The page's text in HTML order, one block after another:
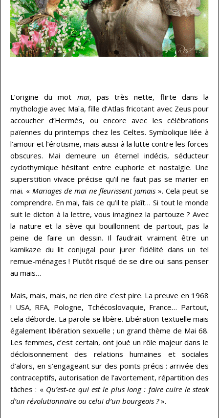
L’origine du mot mai, pas très nette, flirte dans la
mythologie avec Maïa, fille d’Atlas fricotant avec Zeus pour
accoucher d’Hermès, ou encore avec les célébrations
païennes du printemps chez les Celtes. Symbolique liée à
l’amour et l’érotisme, mais aussi à la lutte contre les forces
obscures. Mai demeure un éternel indécis, séducteur
cyclothymique hésitant entre euphorie et nostalgie. Une
superstition vivace précise qu’il ne faut pas se marier en
mai. « Mariages de mai ne fleurissent jamais ». Cela peut se
comprendre. En mai, fais ce qu’il te plaît… Si tout le monde
suit le dicton à la lettre, vous imaginez la partouze ? Avec
la nature et la sève qui bouillonnent de partout, pas la
peine de faire un dessin. Il faudrait vraiment être un
kamikaze du lit conjugal pour jurer fidélité dans un tel
remue-ménages ! Plutôt risqué de se dire oui sans penser
au mais…
Mais, mais, mais, ne rien dire c’est pire. La preuve en 1968
! USA, RFA, Pologne, Tchécoslovaquie, France… Partout,
cela déborde. La parole se libère. Libération textuelle mais
également libération sexuelle ; un grand thème de Mai 68.
Les femmes, c’est certain, ont joué un rôle majeur dans le
décloisonnement des relations humaines et sociales
d’alors, en s’engageant sur des points précis : arrivée des
contraceptifs, autorisation de l’avortement, répartition des
tâches : « Qu’est-ce qui est le plus long : faire cuire le steak
d’un révolutionnaire ou celui d’un bourgeois ?».